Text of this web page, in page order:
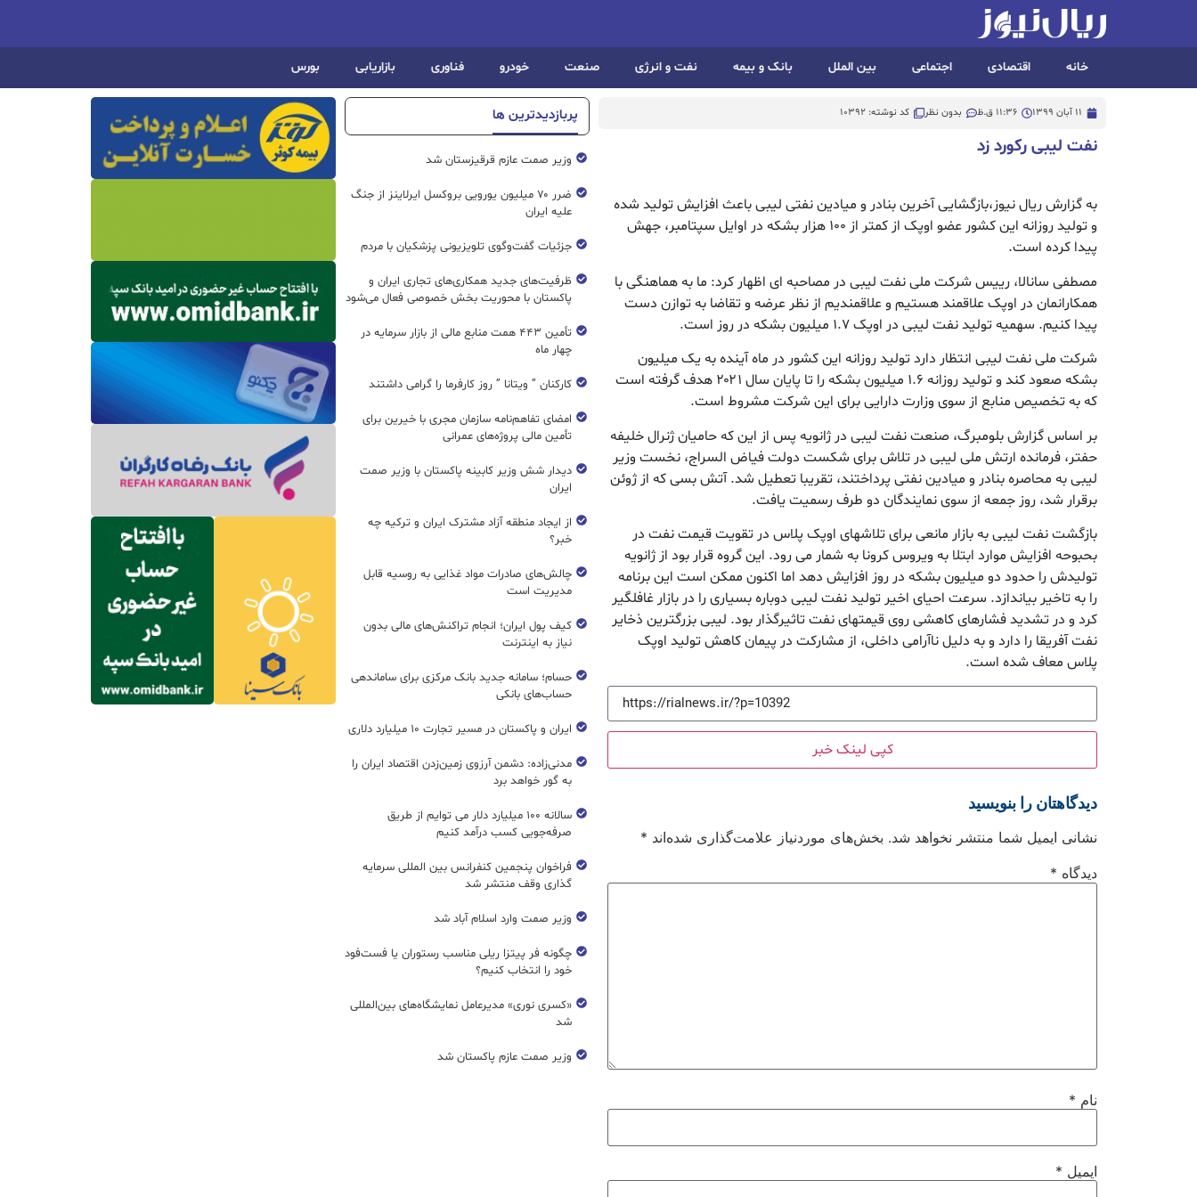
خانه اقتصادی اجتماعی بین الملل بانک و بیمه نفت و انرژی صنعت خودرو فناوری بازاریابی بورس
11 آبان 1399 11:36 ق.ظ بدون نظر کد نوشته: 10392
نفت لیبی رکورد زد
به گزارش ریال نیوز،بازگشایی آخرین بنادر و میادین نفتی لیبی باعث افزایش تولید شده
و تولید روزانه این کشور عضو اوپک از کمتر از ۱۰۰ هزار بشکه در اوایل سپتامبر، جهش
پیدا کرده است.
مصطفی سانالا، رییس شرکت ملی نفت لیبی در مصاحبه ای اظهار کرد: ما به هماهنگی با
همکارانمان در اوپک علاقمند هستیم و علاقمندیم از نظر عرضه و تقاضا به توازن دست
پیدا کنیم. سهمیه تولید نفت لیبی در اوپک ۱.۷ میلیون بشکه در روز است.
شرکت ملی نفت لیبی انتظار دارد تولید روزانه این کشور در ماه آینده به یک میلیون
بشکه صعود کند و تولید روزانه ۱.۶ میلیون بشکه را تا پایان سال ۲۰۲۱ هدف گرفته است
که به تخصیص منابع از سوی وزارت دارایی برای این شرکت مشروط است.
بر اساس گزارش بلومبرگ، صنعت نفت لیبی در ژانویه پس از این که حامیان ژنرال خلیفه
حفتر، فرمانده ارتش ملی لیبی در تلاش برای شکست دولت فیاض السراج، نخست وزیر
لیبی به محاصره بنادر و میادین نفتی پرداختند، تقریبا تعطیل شد. آتش بسی که از ژوئن
برقرار شد، روز جمعه از سوی نمایندگان دو طرف رسمیت یافت.
بازگشت نفت لیبی به بازار مانعی برای تلاشهای اوپک پلاس در تقویت قیمت نفت در
بحبوحه افزایش موارد ابتلا به ویروس کرونا به شمار می رود. این گروه قرار بود از ژانویه
تولیدش را حدود دو میلیون بشکه در روز افزایش دهد اما اکنون ممکن است این برنامه
را به تاخیر بیاندازد. سرعت احیای اخیر تولید نفت لیبی دوباره بسیاری را در بازار غافلگیر
کرد و در تشدید فشارهای کاهشی روی قیمتهای نفت تاثیرگذار بود. لیبی بزرگترین ذخایر
نفت آفریقا را دارد و به دلیل ناآرامی داخلی، از مشارکت در پیمان کاهش تولید اوپک
پلاس معاف شده است.
کپی لینک خبر
دیدگاهتان را بنویسید
نشانی ایمیل شما منتشر نخواهد شد. بخش‌های موردنیاز علامت‌گذاری شده‌اند *
دیدگاه *
نام *
ایمیل *
پربازدیدترین ها
وزیر صمت عازم قرقیزستان شد
ضرر ۷۰ میلیون یورویی بروکسل ایرلاینز از جنگ
علیه ایران
جزئیات گفت‌وگوی تلویزیونی پزشکیان با مردم
ظرفیت‌های جدید همکاری‌های تجاری ایران و
پاکستان با محوریت بخش خصوصی فعال می‌شود
تأمین ۴۴۳ همت منابع مالی از بازار سرمایه در
چهار ماه
کارکنان ” ویتانا ” روز کارفرما را گرامی داشتند
امضای تفاهم‌نامه سازمان مجری با خیرین برای
تأمین مالی پروژه‌های عمرانی
دیدار شش وزیر کابینه پاکستان با وزير صمت
ایران
از ایجاد منطقه آزاد مشترک ایران و ترکیه چه
خبر؟
چالش‌های صادرات مواد غذایی به روسیه قابل
مدیریت است
کیف پول ایران؛ انجام تراکنش‌های مالی بدون
نیاز به اینترنت
حسام؛ سامانه جدید بانک مرکزی برای ساماندهی
حساب‌های بانکی
ایران و پاکستان در مسیر تجارت ۱۰ میلیارد دلاری
مدنی‌زاده: دشمن آرزوی زمین‌زدن اقتصاد ایران را
به گور خواهد برد
سالانه ۱۰۰ میلیارد دلار می توایم از طریق
صرفه‌جویی کسب درآمد کنیم
فراخوان پنجمین کنفرانس بین المللی سرمایه
گذاری وقف منتشر شد
وزیر صمت وارد اسلام آباد شد
چگونه فر پیتزا ریلی مناسب رستوران یا فست‌فود
خود را انتخاب کنیم؟
«کسری نوری» مدیرعامل نمایشگاه‌های بین‌المللی
شد
وزیر صمت عازم پاکستان شد